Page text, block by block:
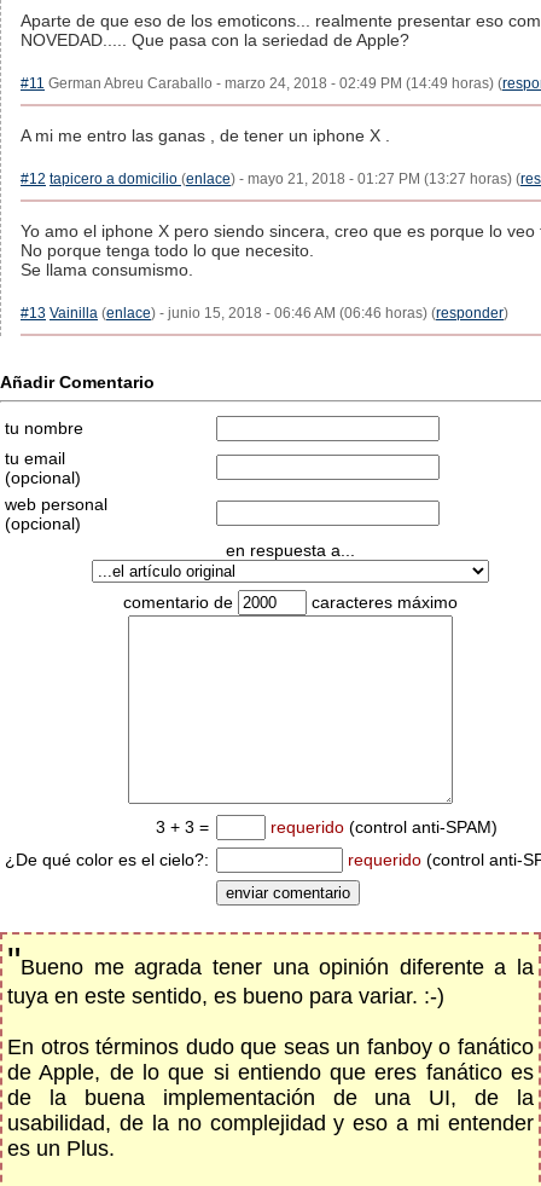
Aparte de que eso de los emoticons... realmente presentar eso
NOVEDAD..... Que pasa con la seriedad de Apple?
#11 German Abreu Caraballo - marzo 24, 2018 - 02:49 PM (14:49 horas) (
A mi me entro las ganas , de tener un iphone X .
#12 tapicero a domicilio (enlace) - mayo 21, 2018 - 01:27 PM (13:27 horas) (
Yo amo el iphone X pero siendo sincera, creo que es porque lo
No porque tenga todo lo que necesito.
Se llama consumismo.
#13 Vainilla (enlace) - junio 15, 2018 - 06:46 AM (06:46 horas) (responder)
Añadir Comentario
tu nombre
tu email
(opcional)
web personal
(opcional)
en respuesta a...
comentario de caracteres máximo
3 + 3 = requerido (control anti-SPAM)
¿De qué color es el cielo?:
requerido (control anti-
"Bueno me agrada tener una opinión diferente a la
tuya en este sentido, es bueno para variar. :-)
En otros términos dudo que seas un fanboy o fanático
de Apple, de lo que si entiendo que eres fanático es
de la buena implementación de una UI, de la
usabilidad, de la no complejidad y eso a mi entender
es un Plus.